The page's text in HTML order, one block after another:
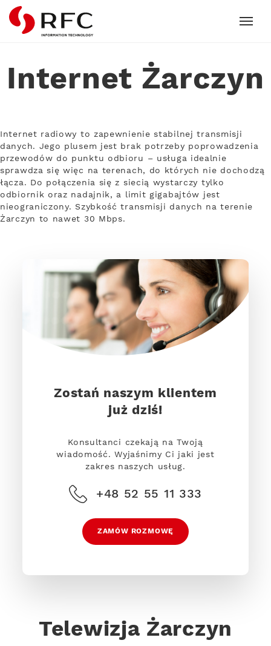
RFC
Internet Żarczyn
Internet radiowy to zapewnienie stabilnej transmisji
danych. Jego plusem jest brak potrzeby poprowadzenia
przewodów do punktu odbioru – usługa idealnie
sprawdza się więc na terenach, do których nie dochodzą
łącza. Do połączenia się z siecią wystarczy tylko
odbiornik oraz nadajnik, a limit gigabajtów jest
nieograniczony. Szybkość transmisji danych na terenie
Żarczyn to nawet 30 Mbps.
Zostań naszym klientem
już dziś!
Konsultanci czekają na Twoją
wiadomość. Wyjaśnimy Ci jaki jest
zakres naszych usług.
+48 52 55 11 333
ZAMÓW ROZMOWĘ
Telewizja Żarczyn